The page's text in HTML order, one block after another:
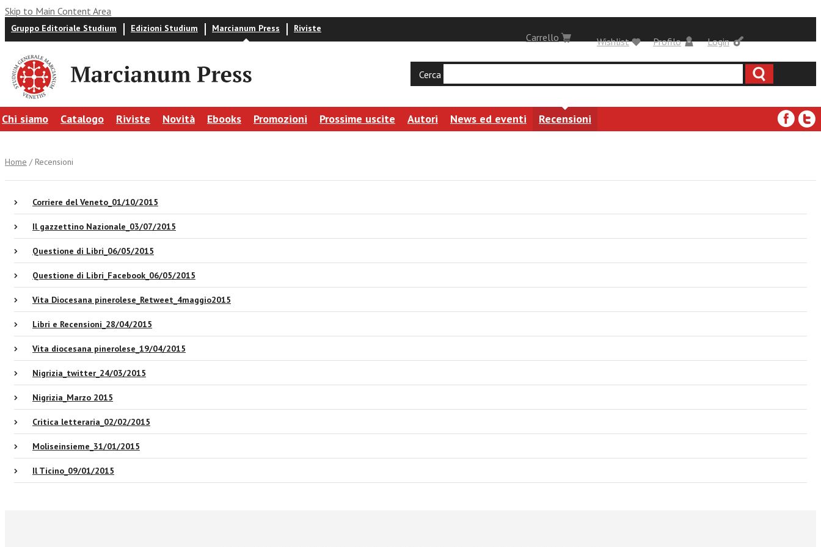
Skip to Main Content Area
Gruppo Editoriale Studium Edizioni Studium Marcianum Press Riviste
Login
Carrello Profilo
Wishlist
Cerca
Chi siamo Catalogo Riviste Novità Ebooks Promozioni Prossime uscite Autori News ed eventi Recensioni
Home / Recensioni
Corriere del Veneto_01/10/2015
Il gazzettino Nazionale_03/07/2015
Questione di Libri_06/05/2015
Questione di Libri_Facebook_06/05/2015
Vita Diocesana pinerolese_Retweet_4maggio2015
Libri e Recensioni_28/04/2015
Vita diocesana pinerolese_19/04/2015
Nigrizia_twitter_24/03/2015
Nigrizia_Marzo 2015
Critica letteraria_02/02/2015
Moliseinsieme_31/01/2015
Il Ticino_09/01/2015